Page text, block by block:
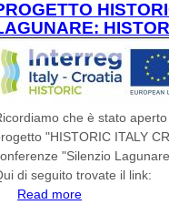
che è stato
"HISTORIC ITALY
"Silenzio
di seguito trovate il link:
Read more